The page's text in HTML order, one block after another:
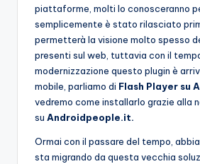
piattaforme, molti lo conosceranno
semplicemente è stato rilasciato
permetterà la visione molto spesso
presenti sul web, tuttavia con il
modernizzazione questo plugin è
mobile, parliamo di Flash Player su
vedremo come installarlo grazie alla
su Androidpeople.it.
Ormai con il passare del tempo,
sta migrando da questa vecchia